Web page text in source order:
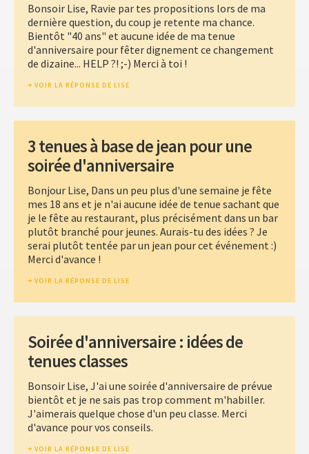
Bonsoir Lise, Ravie par tes propositions lors de ma
dernière question, du coup je retente ma chance.
Bientôt "40 ans" et aucune idée de ma tenue
d'anniversaire pour fêter dignement ce changement
de dizaine... HELP ?! ;-) Merci à toi !
VOIR LA RÉPONSE DE LISE
3 tenues à base de jean pour une
soirée d'anniversaire
Bonjour Lise, Dans un peu plus d'une semaine je fête
mes 18 ans et je n'ai aucune idée de tenue sachant que
je le fête au restaurant, plus précisément dans un bar
plutôt branché pour jeunes. Aurais-tu des idées ? Je
serai plutôt tentée par un jean pour cet événement :)
Merci d'avance !
VOIR LA RÉPONSE DE LISE
Soirée d'anniversaire : idées de
tenues classes
Bonsoir Lise, J'ai une soirée d'anniversaire de prévue
bientôt et je ne sais pas trop comment m'habiller.
J'aimerais quelque chose d'un peu classe. Merci
d'avance pour vos conseils.
VOIR LA RÉPONSE DE LISE